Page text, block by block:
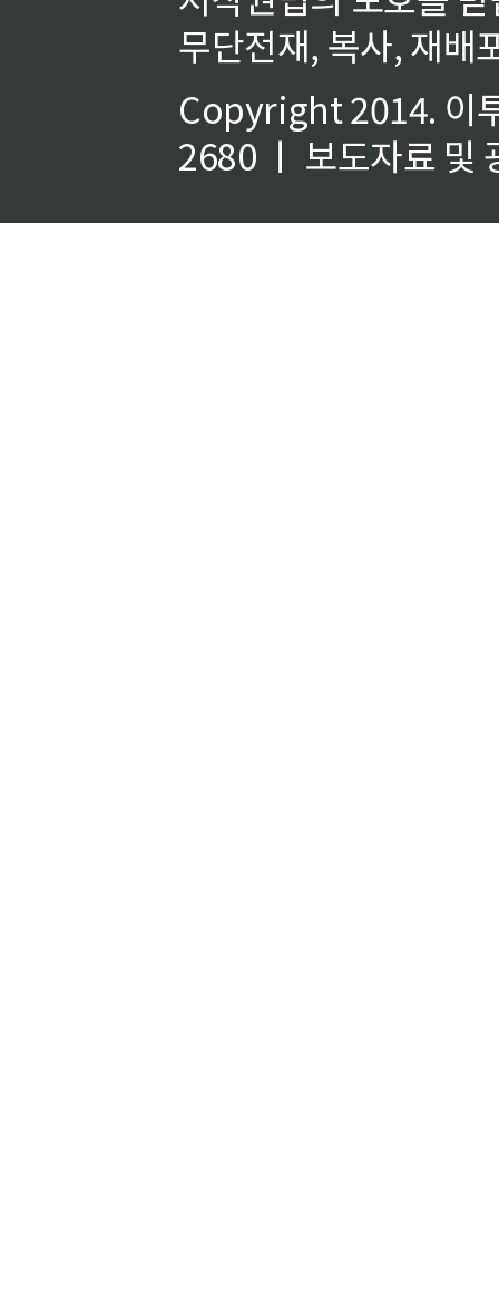
무단전재, 복사, 재배
Copyright 2014. 이
2680 ㅣ 보도자료